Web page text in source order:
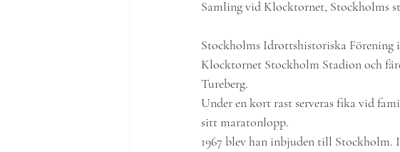
Samling vid Klocktornet, Stockholms
Stockholms Idrottshistoriska Förening
Klocktornet Stockholm Stadion och
Tureberg.
Under en kort rast serveras fika vid
sitt maratonlopp.
1967 blev han inbjuden till